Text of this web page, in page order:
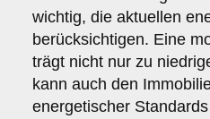
wichtig, die aktuellen
berücksichtigen. Eine
trägt nicht nur zu
kann auch den
energetischer